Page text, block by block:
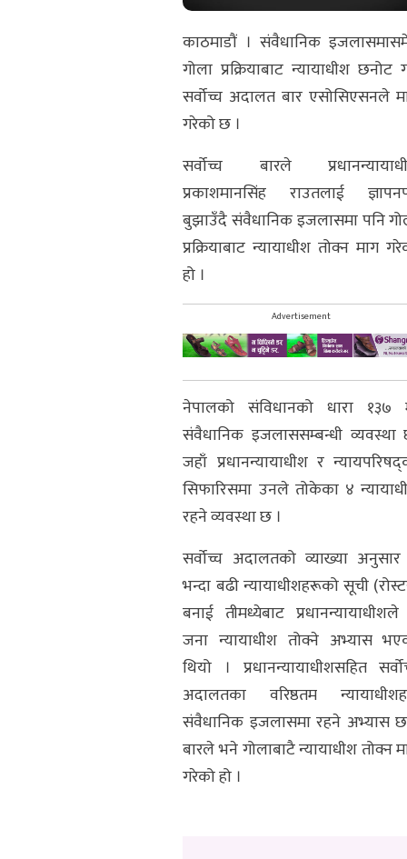
काठमाडौं । संवैधानिक
गोला प्रक्रियाबाट न्यायाधीश छनोट
सर्वोच्च अदालत बार एसोसिएसनले
गरेको छ ।
सर्वोच्च बारले
प्रकाशमानसिंह राउतलाई
बुझाउँदै संवैधानिक इजलासमा पनि
प्रक्रियाबाट न्यायाधीश तोक्न माग
हो ।
Advertisement
नेपालको संविधानको धारा १३७
संवैधानिक इजलाससम्बन्धी व्यवस्था
जहाँ प्रधानन्यायाधीश र
सिफारिसमा उनले तोकेका ४
रहने व्यवस्था छ ।
सर्वोच्च अदालतको व्याख्या
भन्दा बढी न्यायाधीशहरूको सूची
बनाई तीमध्येबाट
जना न्यायाधीश तोक्ने अभ्यास
थियो । प्रधानन्यायाधीशसहित
अदालतका वरिष्ठतम
संवैधानिक इजलासमा रहने अभ्यास
बारले भने गोलाबाटै न्यायाधीश तोक्न
गरेको हो ।